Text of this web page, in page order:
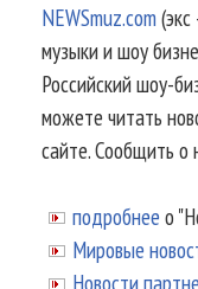
NEWSmuz.com
музыки и шоу
Российский шоу-
можете читать
сайте. Сообщить о
подробнее о
Мировые
Новости